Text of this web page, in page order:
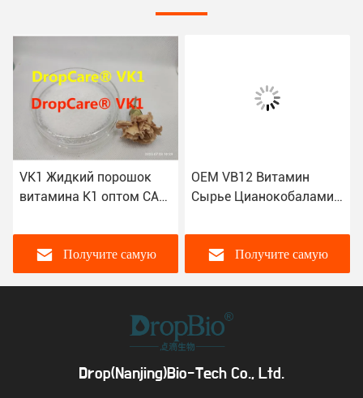
VK1 Жидкий порошок
витамина K1 оптом CAS
Получите самую
OEM VB12 Витамин
Сырье Цианокобаламин
Получите самую
Drop(Nanjing)Bio-Tech Co., Ltd.